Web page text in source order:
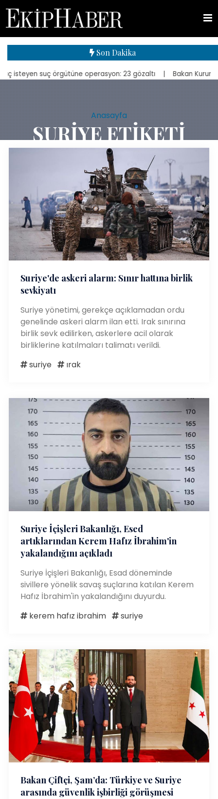
Son Dakika
örgütüne operasyon: 23 gözaltı | Bakan Kurum, yeniden inşa
SURIYE ETIKETI
Anasayfa
Suriye'de askeri alarm: Sınır hattına birlik
sevkiyatı
Suriye yönetimi, gerekçe açıklamadan ordu
genelinde askeri alarm ilan etti. Irak sınırına
birlik sevk edilirken, askerlere acil olarak
birliklerine katılmaları talimatı verildi.
suriye
ırak
Suriye İçişleri Bakanlığı, Esed
artıklarından Kerem Hafız İbrahim'in
yakalandığını açıkladı
Suriye İçişleri Bakanlığı, Esad döneminde
sivillere yönelik savaş suçlarına katılan Kerem
Hafız İbrahim'in yakalandığını duyurdu.
kerem hafız ibrahim
suriye
Bakan Çiftçi, Şam’da: Türkiye ve Suriye
arasında güvenlik işbirliği görüşmesi